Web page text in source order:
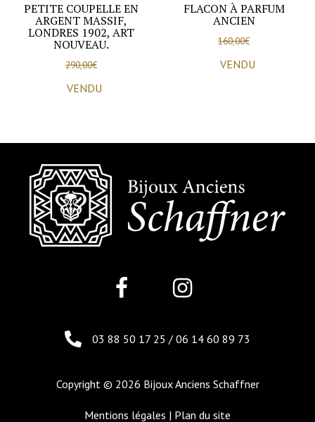
PETITE COUPELLE EN
ARGENT MASSIF,
LONDRES 1902, ART
NOUVEAU.
290,00€
VENDU
FLACON À PARFUM
ANCIEN
160,00€
VENDU
03 88 50 17 25 / 06 14 60 89 73
Copyright © 2026 Bijoux Anciens Schaffner
Mentions légales | Plan du site